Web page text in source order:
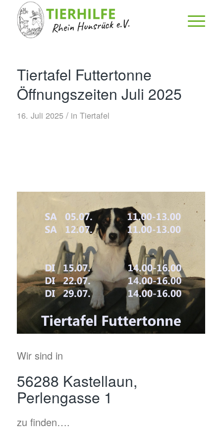
Tiertafel Futtertonne
Öffnungszeiten Juli 2025
16. Juli 2025 / in Tiertafel
Wir sind in
56288 Kastellaun,
Perlengasse 1
zu finden….